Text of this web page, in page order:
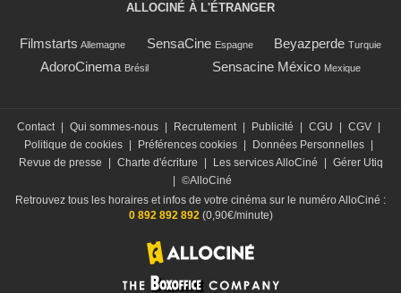
ALLOCINÉ À L'ÉTRANGER
Filmstarts Allemagne SensaCine Espagne Beyazperde Turquie
AdoroCinema Brésil Sensacine México Mexique
Contact Qui sommes-nous Recrutement Publicité CGU CGV
Politique de cookies
Préférences cookies Données Personnelles
Revue de presse
Charte d'écriture Les services AlloCiné
Gérer Utiq
©AlloCiné
Retrouvez tous les horaires et infos de votre cinéma sur le numéro AlloCiné :
0 892 892 892(0,90€/minute)